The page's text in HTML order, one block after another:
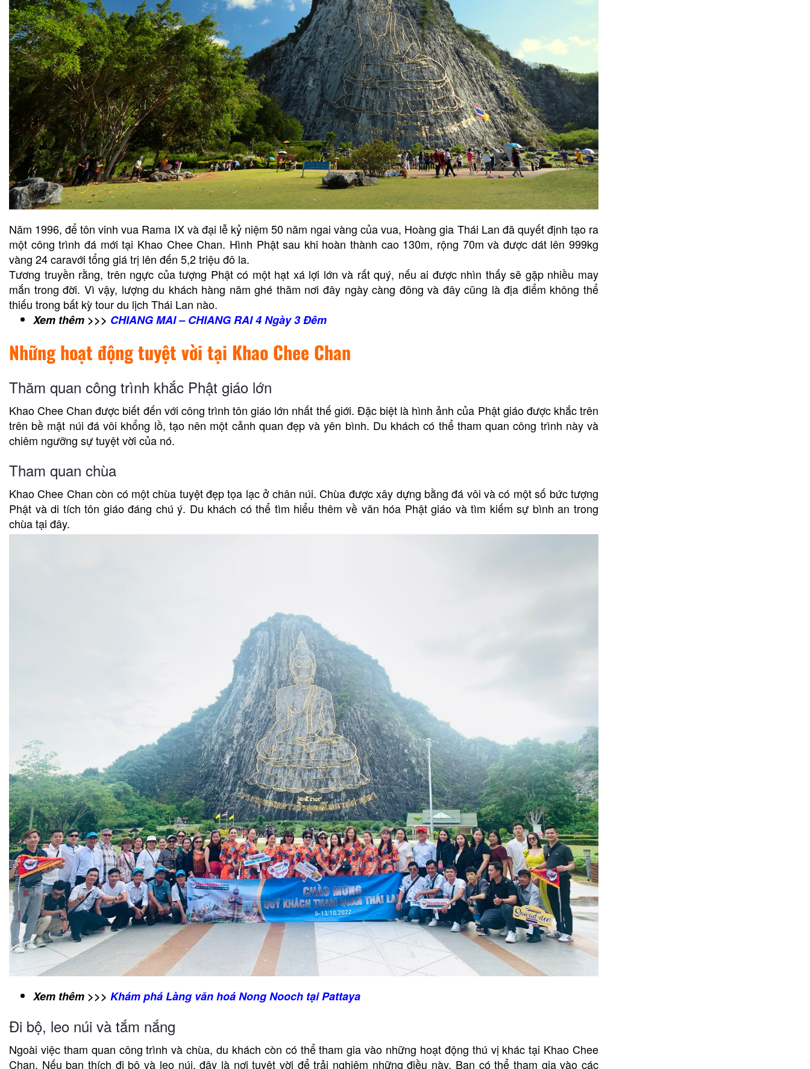
Năm 1996, để tôn vinh vua Rama IX và đại lễ kỷ niệm 50 năm ngai vàng của vua, Hoàng gia Thái Lan đã quyết định tạo ra
một công trình đá mới tại Khao Chee Chan. Hình Phật sau khi hoàn thành cao 130m, rộng 70m và được dát lên 999kg
vàng 24 caravới tổng giá trị lên đến 5,2 triệu đô la.
Tương truyền rằng, trên ngực của tượng Phật có một hạt xá lợi lớn và rất quý, nếu ai được nhìn thấy sẽ gặp nhiều may
mắn trong đời. Vì vậy, lượng du khách hàng năm ghé thăm nơi đây ngày càng đông và đây cũng là địa điểm không thể
thiếu trong bất kỳ tour du lịch Thái Lan nào.
Xem thêm >>> CHIANG MAI – CHIANG RAI 4 Ngày 3 Đêm
Những hoạt động tuyệt vời tại Khao Chee Chan
Thăm quan công trình khắc Phật giáo lớn
Khao Chee Chan được biết đến với công trình tôn giáo lớn nhất thế giới. Đặc biệt là hình ảnh của Phật giáo được khắc trên
trên bề mặt núi đá vôi khổng lồ, tạo nên một cảnh quan đẹp và yên bình. Du khách có thể tham quan công trình này và
chiêm ngưỡng sự tuyệt vời của nó.
Tham quan chùa
Khao Chee Chan còn có một chùa tuyệt đẹp tọa lạc ở chân núi. Chùa được xây dựng bằng đá vôi và có một số bức tượng
Phật và di tích tôn giáo đáng chú ý. Du khách có thể tìm hiểu thêm về văn hóa Phật giáo và tìm kiếm sự bình an trong
chùa tại đây.
Xem thêm >>> Khám phá Làng văn hoá Nong Nooch tại Pattaya
Đi bộ, leo núi và tắm nắng
Ngoài việc tham quan công trình và chùa, du khách còn có thể tham gia vào những hoạt động thú vị khác tại Khao Chee
Chan. Nếu bạn thích đi bộ và leo núi, đây là nơi tuyệt vời để trải nghiệm những điều này. Bạn có thể tham gia vào các